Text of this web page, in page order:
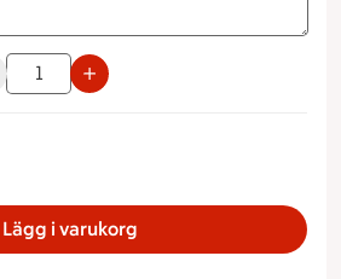
knapparna för att minska eller
Maxifat Tillbehör Maxifat med
Lägg i varukorg